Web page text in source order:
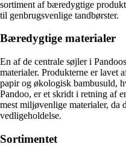
sortiment af bæredygtige
til genbrugsvenlige tandbørster.
Bæredygtige materialer
En af de centrale søjler i
materialer. Produkterne er lavet
papir og økologisk bambusuld,
Pandoo, er et skridt i retning af
mest miljøvenlige materialer,
vedligeholdelse.
Sortimentet